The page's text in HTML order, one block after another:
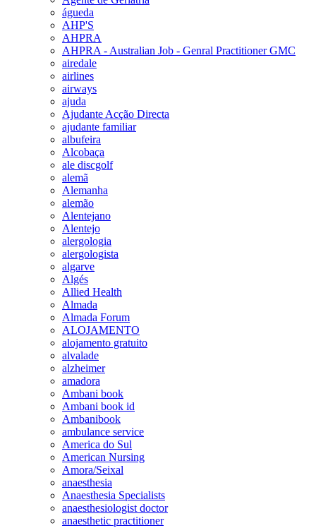
águeda
AHP'S
AHPRA
AHPRA - Australian Job - Genral Practitioner GMC
airedale
airlines
airways
ajuda
Ajudante Acção Directa
ajudante familiar
albufeira
Alcobaça
ale discgolf
alemã
Alemanha
alemão
Alentejano
Alentejo
alergologia
alergologista
algarve
Algés
Allied Health
Almada
Almada Forum
ALOJAMENTO
alojamento gratuito
alvalade
alzheimer
amadora
Ambani book
Ambani book id
Ambanibook
ambulance service
America do Sul
American Nursing
Amora/Seixal
anaesthesia
Anaesthesia Specialists
anaesthesiologist doctor
anaesthetic practitioner